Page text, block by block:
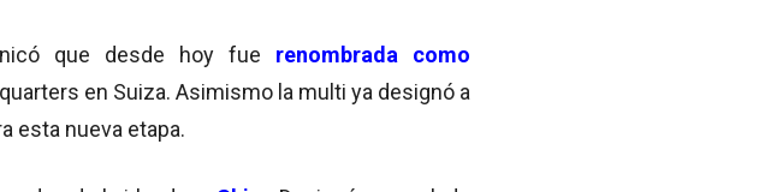
que desde hoy fue renombrada como
en Suiza. Asimismo la multi ya designó a
esta nueva etapa.